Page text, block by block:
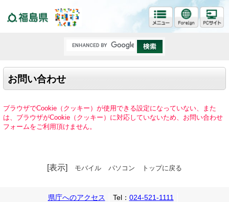
お問い合わせ
ブラウザでCookie（クッキー）が使用できる設定になっていない、また
は、ブラウザがCookie（クッキー）に対応していないため、お問い合わせ
フォームをご利用頂けません。
[表示] モバイル パソコン トップに戻る
県庁へのアクセス Tel： 024-521-1111